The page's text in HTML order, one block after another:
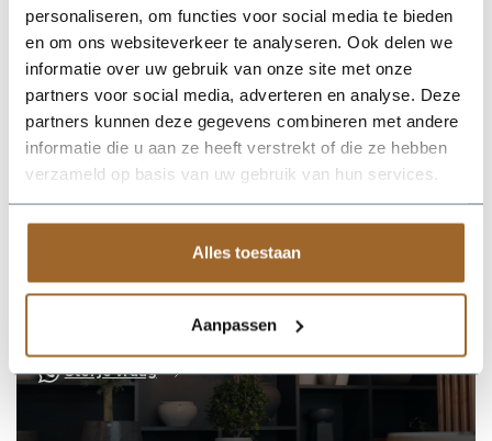
personaliseren, om functies voor social media te bieden
en om ons websiteverkeer te analyseren. Ook delen we
informatie over uw gebruik van onze site met onze
partners voor social media, adverteren en analyse. Deze
partners kunnen deze gegevens combineren met andere
informatie die u aan ze heeft verstrekt of die ze hebben
verzameld op basis van uw gebruik van hun services.
Alles toestaan
Aanpassen
Kalif Design Plantenbakken. Wanneer de plantenbakken in
contact komen met de buitenlucht zullen ze in de eerste
weken wat veranderen van kleur. Het kalk in de
evenwicht vinden. Na een tijdje ontstaat er een prachtige
gemêleerde kleur! Let op; door het afgeven van kalk kunnen er
wat kalkvlekken ontstaan onder je plantenbak.
Op zoek naar een vakkundige
Stel je vraag